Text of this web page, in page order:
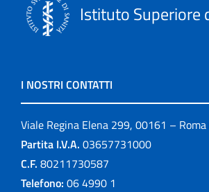
Istituto Superiore
I NOSTRI CONTATTI
Viale Regina Elena 299, 00161 – Roma
Partita I.V.A. 03657731000
C.F. 80211730587
Telefono: 06 4990 1